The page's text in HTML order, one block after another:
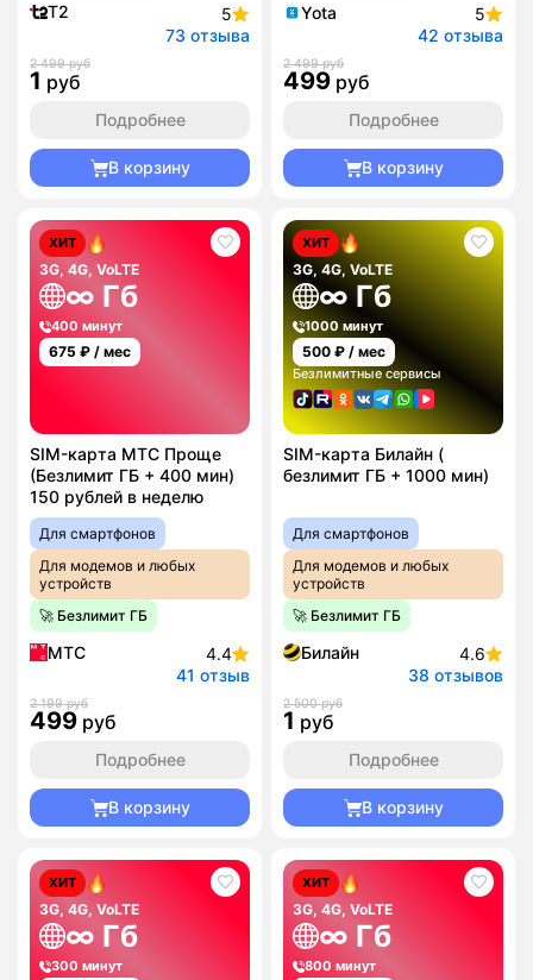
T2
5
73 отзыва
2 499 руб
1 руб
Подробнее
В корзину
Yota
5
42 отзыва
2 499 руб
499 руб
Подробнее
В корзину
ХИТ
3G, 4G, VoLTE
∞ Гб
400 минут
675 ₽ / мес
SIM-карта МТС Проще
(Безлимит ГБ + 400 мин)
150 рублей в неделю
Для смартфонов
Для модемов и любых
устройств
🚀 Безлимит ГБ
МТС
4.4
41 отзыв
2 199 руб
499 руб
Подробнее
В корзину
ХИТ
3G, 4G, VoLTE
∞ Гб
1000 минут
500 ₽ / мес
Безлимитные сервисы
SIM-карта Билайн (
безлимит ГБ + 1000 мин)
Для смартфонов
Для модемов и любых
устройств
🚀 Безлимит ГБ
Билайн
4.6
38 отзывов
2 500 руб
1 руб
Подробнее
В корзину
ХИТ
3G, 4G, VoLTE
∞ Гб
300 минут
ХИТ
3G, 4G, VoLTE
∞ Гб
800 минут